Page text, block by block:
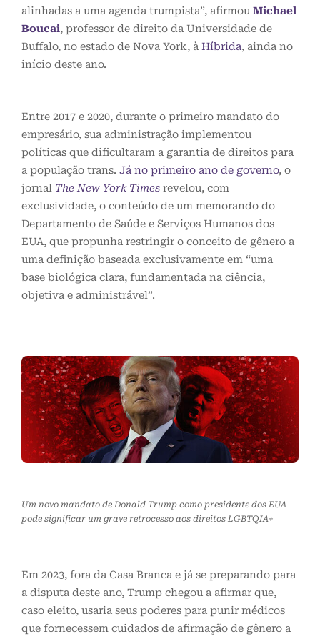
alinhadas a uma agenda trumpista”, afirmou Michael
Boucai, professor de direito da Universidade de
Buffalo, no estado de Nova York, à Híbrida, ainda no
início deste ano.
Entre 2017 e 2020, durante o primeiro mandato do
empresário, sua administração implementou
políticas que dificultaram a garantia de direitos para
a população trans. Já no primeiro ano de governo, o
jornal The New York Times revelou, com
exclusividade, o conteúdo de um memorando do
Departamento de Saúde e Serviços Humanos dos
EUA, que propunha restringir o conceito de gênero a
uma definição baseada exclusivamente em “uma
base biológica clara, fundamentada na ciência,
objetiva e administrável”.
Um novo mandato de Donald Trump como presidente dos EUA
pode significar um grave retrocesso aos direitos LGBTQIA+
Em 2023, fora da Casa Branca e já se preparando para
a disputa deste ano, Trump chegou a afirmar que,
caso eleito, usaria seus poderes para punir médicos
que fornecessem cuidados de afirmação de gênero a